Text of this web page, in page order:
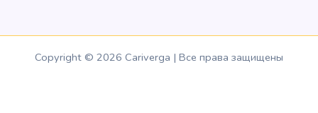
Copyright © 2026 Cariverga | Все права защищены